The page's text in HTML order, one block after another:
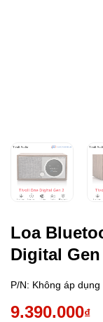
Loa
Digital Gen
P/N: Không áp dụng
9.390.000₫